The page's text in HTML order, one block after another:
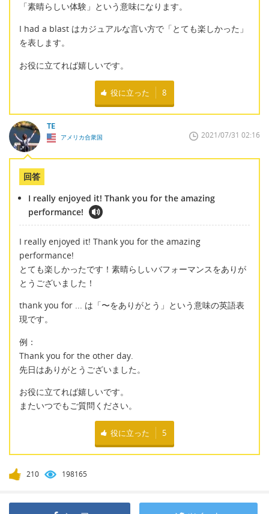
「素晴らしい体験」という意味になります。
I had a blast はカジュアルな言い方で「とても楽しかった」
を表します。
お役に立てれば嬉しいです。
役に立った 8
TE
アメリカ合衆国 2021/07/31 02:16
回答
I really enjoyed it! Thank you for the amazing
performance!
I really enjoyed it! Thank you for the amazing
performance!
とても楽しかったです！素晴らしいバフォーマンスをありが
とうございました！
thank you for ... は「〜をありがとう」という意味の英語表
現です。
例：
Thank you for the other day.
先日はありがとうございました。
お役に立てれば嬉しいです。
またいつでもご質問ください。
役に立った 5
210 198165